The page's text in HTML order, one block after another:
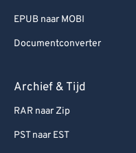
EPUB naar MOBI
Documentconverter
Archief & Tijd
RAR naar Zip
PST naar EST